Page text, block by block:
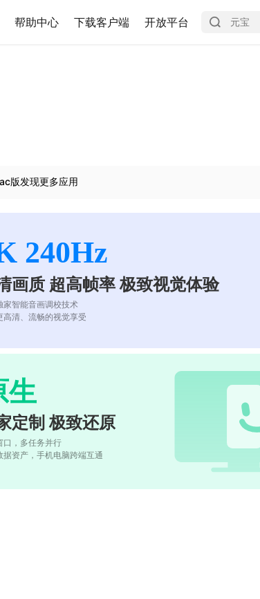
帮助中心 下载客户端 开放平台
版发现更多应用
240Hz
画质 超高帧率 极致视觉体验
家智能音画调校技术
高清、流畅的视觉享受
生
定制 极致还原
口，多任务并行
据资产，手机电脑跨端互通